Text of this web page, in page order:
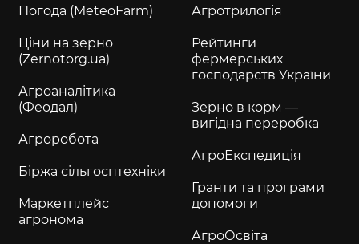
Погода (MeteoFarm)
Ціни на зерно
(Zernotorg.ua)
Агроаналітика
(Феодал)
Агроробота
Біржа сільгосптехніки
Маркетплейс
агронома
Агротрилогія
Рейтинги
фермерських
господарств України
Зерно в корм —
вигідна переробка
АгроЕкспедиція
Гранти та програми
допомоги
АгроОсвіта